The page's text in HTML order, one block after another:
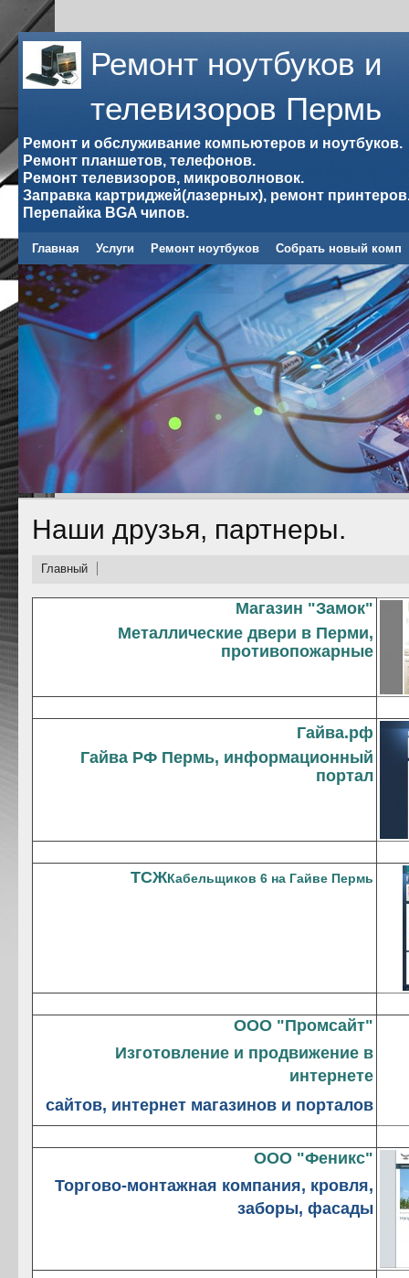
Ремонт ноутбуков и
телевизоров Пермь
Ремонт и обслуживание компьютеров и ноутбуков.
Ремонт планшетов, телефонов.
Ремонт телевизоров, микроволновок.
Заправка картриджей(лазерных), ремонт
Перепайка BGA чипов.
Главная Услуги Ремонт ноутбуков Собрать новый комп
Наши друзья, партнеры.
Главный
Магазин "Замок"
Металлические двери в Перми,
противопожарные
Гайва.рф
Гайва РФ Пермь, информационный
портал
ТСЖКабельщиков 6 на Гайве Пермь
OOO "Промсайт"
Изготовление и продвижение в
интернете
сайтов, интернет магазинов и порталов
ООО "Феникс"
Торгово-монтажная компания, кровля,
заборы, фасады